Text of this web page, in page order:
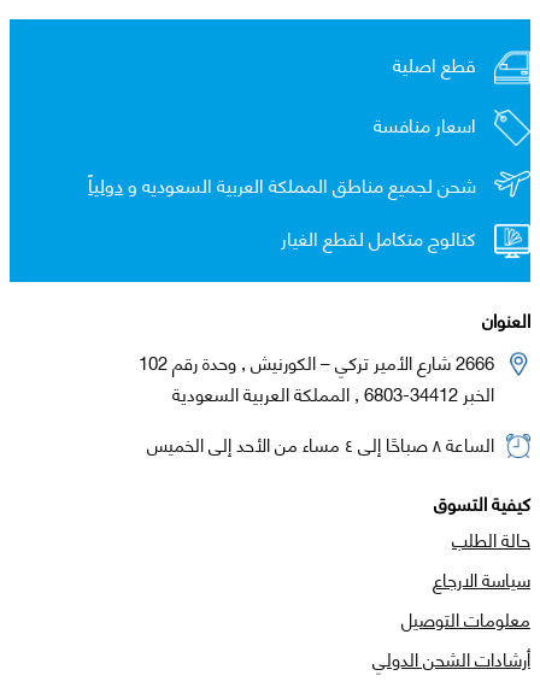
قطع اصلية
اسعار منافسة
شحن لجميع مناطق المملكة العربية السعوديه ودولياً
كتالوج متكامل لقطع الغيار
العنوان
2666 شارع الأمير تركي – الكورنيش , وحدة رقم 102
الخبر 34412-6803 , المملكة العربية السعودية
الساعة ٨ صباحًا إلى ٤ مساء من الأحد إلى الخميس
كيفية التسوق
حالة الطلب
سياسة الارجاع
معلومات التوصيل
أرشادات الشحن الدولي